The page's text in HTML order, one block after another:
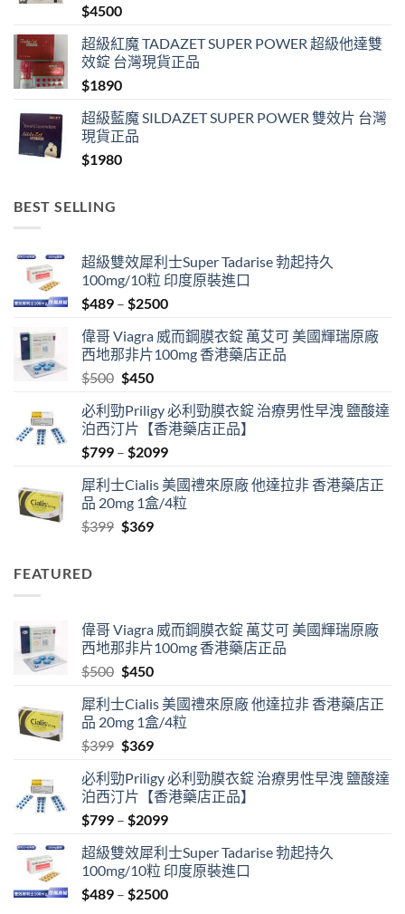
$4500
超級紅魔 TADAZET SUPER POWER 超級他達雙
效錠 台灣現貨正品
$1890
超級藍魔 SILDAZET SUPER POWER 雙效片 台灣
現貨正品
$1980
BEST SELLING
超級雙效犀利士Super Tadarise 勃起持久
100mg/10粒 印度原裝進口
$489 – $2500Price
$489
through
偉哥 Viagra 威而鋼膜衣錠 萬艾可 美國輝瑞原廠
西地那非片100mg 香港藥店正品
$500 Original
was:
$500.
$450Current
is:
$450.
必利勁Priligy 必利勁膜衣錠 治療男性早洩 鹽酸達
泊西汀片【香港藥店正品】
$799 – $2099Price
$799
through
犀利士Cialis 美國禮來原廠 他達拉非 香港藥店正
品 20mg 1盒/4粒
$399 Original
$369Current
FEATURED
偉哥 Viagra 威而鋼膜衣錠 萬艾可 美國輝瑞原廠
西地那非片100mg 香港藥店正品
$500 Original
was:
$500.
$450Current
is:
$450.
犀利士Cialis 美國禮來原廠 他達拉非 香港藥店正
品 20mg 1盒/4粒
$399 Original
was:
$399.
$369Current
is:
$369.
必利勁Priligy 必利勁膜衣錠 治療男性早洩 鹽酸達
泊西汀片【香港藥店正品】
$799 – $2099Price
$799
through
$2099
超級雙效犀利士Super Tadarise 勃起持久
100mg/10粒 印度原裝進口
$489 – $2500Price